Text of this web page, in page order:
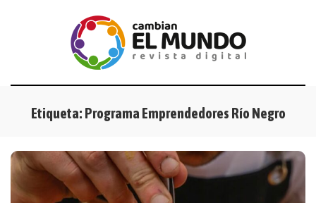
Etiqueta: Programa Emprendedores Río Negro